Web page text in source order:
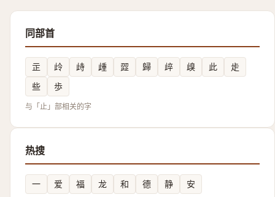
同部首
㱏 㱓 歭 歱 歰 歸 㱖 㱗 此
歨
些
歩
与「止」部相关的字
热搜
一 爱 福 龙 和 德 静 安